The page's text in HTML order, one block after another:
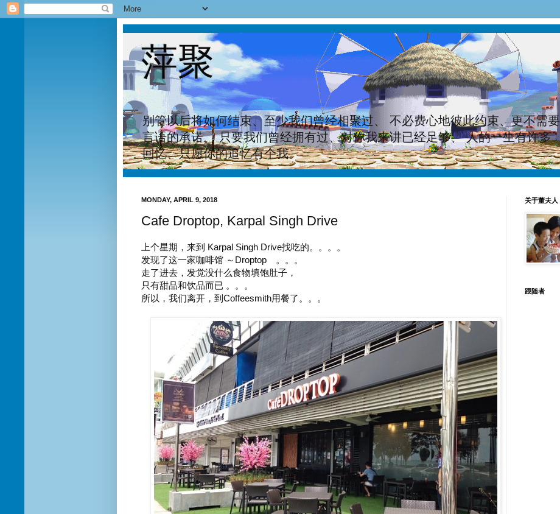
萍聚
别管以后将如何结束、至少我们曾经相聚过、 不必费心地彼此约束、更不需要
言语的承诺、 只要我们曾经拥有过、对你我来讲已经足够、 人的一生有许多
回忆、只愿你的追忆有个我。
MONDAY, APRIL 9, 2018
Cafe Droptop, Karpal Singh Drive
上个星期，来到 Karpal Singh Drive找吃的。。。。
发现了这一家咖啡馆 ～Droptop 。。。
走了进去，发觉没什么食物填饱肚子，
只有甜品和饮品而已 。。。
所以，我们离开，到Coffeesmith用餐了。。。
关于董夫人
跟随者